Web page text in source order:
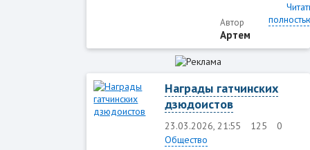
Автор
Артем
Награды гатчинских
дзюдоистов
23.03.2026, 21:55 125
0
Общество